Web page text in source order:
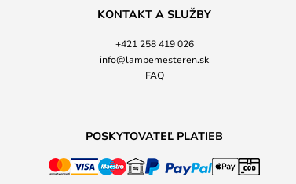
KONTAKT A SLUŽBY
+421 258 419 026
info@lampemesteren.sk
FAQ
POSKYTOVATEĽ PLATIEB